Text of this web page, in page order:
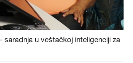
saradnja u veštačkoj inteligenciji za